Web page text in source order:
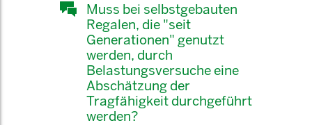
Muss bei selbstgebauten
Regalen, die "seit
Generationen" genutzt
werden, durch
Belastungsversuche eine
Abschätzung der
Tragfähigkeit durchgeführt
werden?